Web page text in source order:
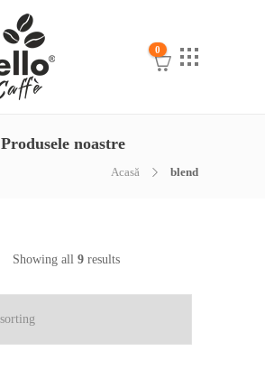
0
Produsele noastre
Acasă blend
Showing all 9results